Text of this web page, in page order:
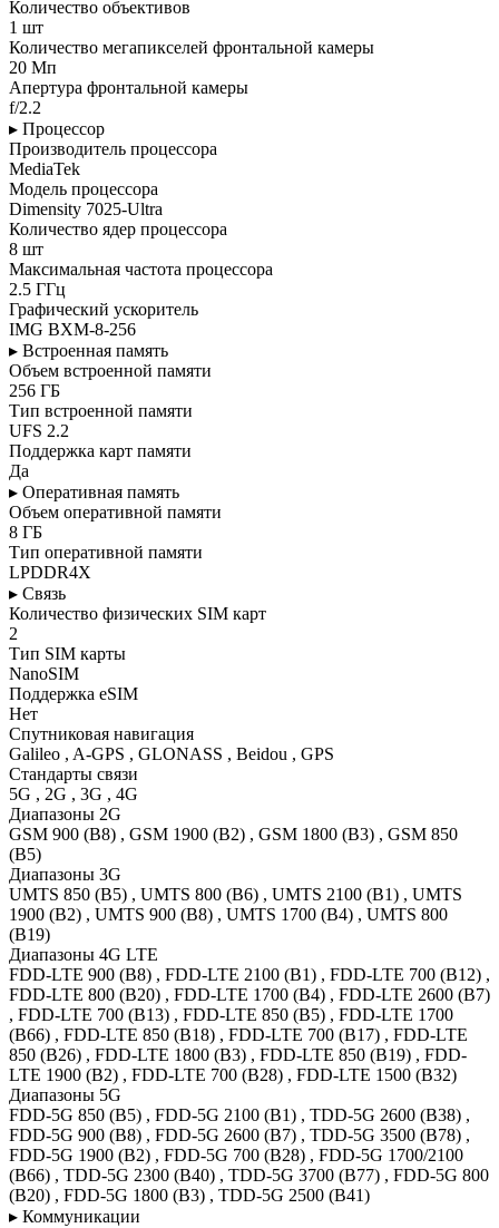
Количество объективов
1 шт
Количество мегапикселей фронтальной камеры
20 Мп
Апертура фронтальной камеры
f/2.2
▸ Процессор
Производитель процессора
MediaTek
Модель процессора
Dimensity 7025-Ultra
Количество ядер процессора
8 шт
Максимальная частота процессора
2.5 ГГц
Графический ускоритель
IMG BXM-8-256
▸ Встроенная память
Объем встроенной памяти
256 ГБ
Тип встроенной памяти
UFS 2.2
Поддержка карт памяти
Да
▸ Оперативная память
Объем оперативной памяти
8 ГБ
Тип оперативной памяти
LPDDR4X
▸ Связь
Количество физических SIM карт
2
Тип SIM карты
NanoSIM
Поддержка eSIM
Нет
Спутниковая навигация
Galileo , A-GPS , GLONASS , Beidou , GPS
Стандарты связи
5G , 2G , 3G , 4G
Диапазоны 2G
GSM 900 (B8) , GSM 1900 (B2) , GSM 1800 (B3) , GSM 850
(B5)
Диапазоны 3G
UMTS 850 (B5) , UMTS 800 (B6) , UMTS 2100 (B1) , UMTS
1900 (B2) , UMTS 900 (B8) , UMTS 1700 (B4) , UMTS 800
(B19)
Диапазоны 4G LTE
FDD-LTE 900 (B8) , FDD-LTE 2100 (B1) , FDD-LTE 700 (B12) ,
FDD-LTE 800 (B20) , FDD-LTE 1700 (B4) , FDD-LTE 2600 (B7)
, FDD-LTE 700 (B13) , FDD-LTE 850 (B5) , FDD-LTE 1700
(B66) , FDD-LTE 850 (B18) , FDD-LTE 700 (B17) , FDD-LTE
850 (B26) , FDD-LTE 1800 (B3) , FDD-LTE 850 (B19) , FDD-
LTE 1900 (B2) , FDD-LTE 700 (B28) , FDD-LTE 1500 (B32)
Диапазоны 5G
FDD-5G 850 (B5) , FDD-5G 2100 (B1) , TDD-5G 2600 (B38) ,
FDD-5G 900 (B8) , FDD-5G 2600 (B7) , TDD-5G 3500 (B78) ,
FDD-5G 1900 (B2) , FDD-5G 700 (B28) , FDD-5G 1700/2100
(B66) , TDD-5G 2300 (B40) , TDD-5G 3700 (B77) , FDD-5G 800
(B20) , FDD-5G 1800 (B3) , TDD-5G 2500 (B41)
▸ Коммуникации